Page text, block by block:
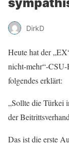
DirkD
Heute hat der
nicht-mehr“-
folgendes erklärt:
„Sollte die Türkei
der
Das ist die erste